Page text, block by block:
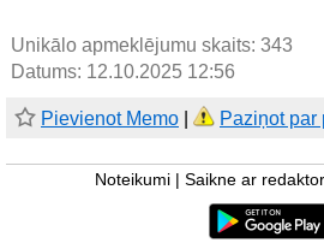
Unikālo apmeklējumu skaits: 343
Datums: 12.10.2025 12:56
Pievienot Memo Paziņot par
Noteikumi Saikne ar